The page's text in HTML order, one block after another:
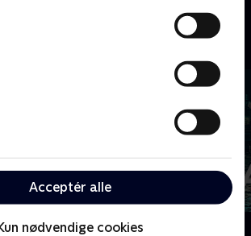
Acceptér alle
nødvendige cookies